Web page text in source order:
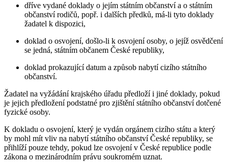
dříve vydané doklady o jejím státním občanství a o státním
občanství rodičů, popř. i dalších předků, má-li tyto doklady
žadatel k dispozici,
doklad o osvojení, došlo-li k osvojení osoby, o jejíž osvědčení
se jedná, státním občanem České republiky,
doklad prokazující datum a způsob nabytí cizího státního
občanství.
Žadatel na vyžádání krajského úřadu předloží i jiné doklady, pokud
je jejich předložení podstatné pro zjištění státního občanství dotčené
fyzické osoby.
K dokladu o osvojení, který je vydán orgánem cizího státu a který
by mohl mít vliv na nabytí státního občanství České republiky, se
přihlíží pouze tehdy, pokud lze osvojení v České republice podle
zákona o mezinárodním právu soukromém uznat.